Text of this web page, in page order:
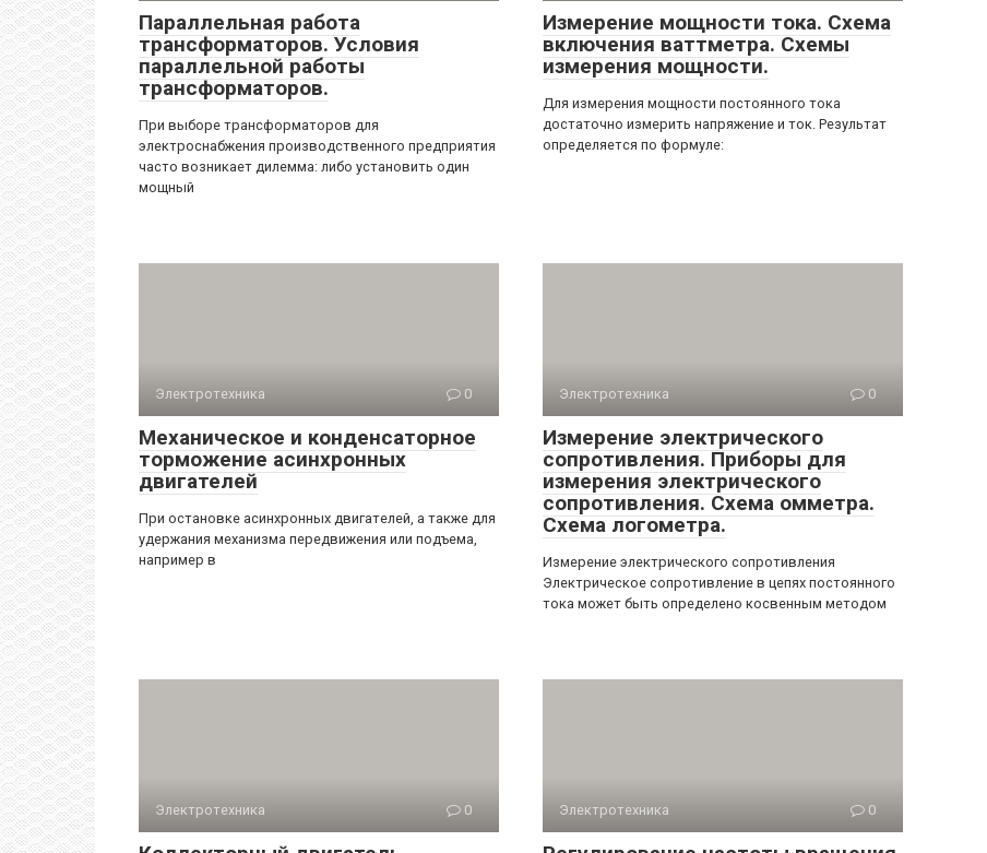
Параллельная работа
трансформаторов. Условия
параллельной работы
трансформаторов.
При выборе трансформаторов для
электроснабжения производственного предприятия
часто возникает дилемма: либо установить один
мощный
Измерение мощности тока. Схема
включения ваттметра. Схемы
измерения мощности.
Для измерения мощности постоянного тока
достаточно измерить напряжение и ток. Результат
определяется по формуле:
Электротехника 0
Механическое и конденсаторное
торможение асинхронных
двигателей
При остановке асинхронных двигателей, а также для
удержания механизма передвижения или подъема,
например в
Электротехника 0
Измерение электрического
сопротивления. Приборы для
измерения электрического
сопротивления. Схема омметра.
Схема логометра.
Измерение электрического сопротивления
Электрическое сопротивление в цепях постоянного
тока может быть определено косвенным методом
Электротехника 0 Электротехника 0